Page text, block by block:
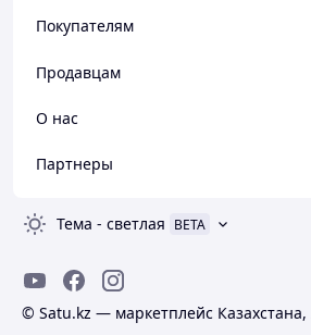
Покупателям
Продавцам
О нас
Партнеры
Тема - светлая BETA
© Satu.kz — маркетплейс Казахстана,